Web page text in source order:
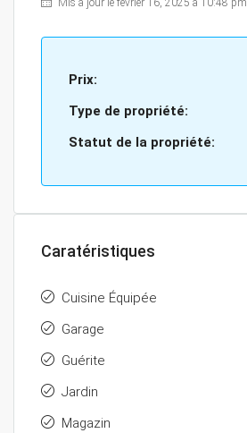
Mis à jour le février 16, 2025 à 10:48 pm
Prix:
Type de propriété:
Statut de la propriété:
Caratéristiques
Cuisine Équipée
Garage
Guérite
Jardin
Magazin